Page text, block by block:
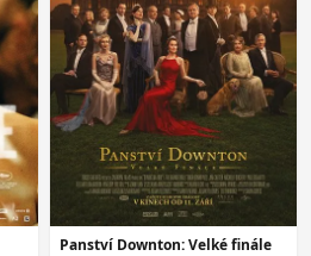
Panství Downton: Velké finále